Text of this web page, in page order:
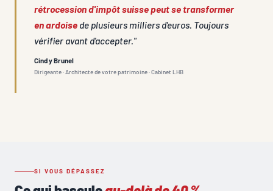
rétrocession d'impôt suisse peut se transformer
en ardoisede plusieurs milliers d'euros. Toujours
vérifier avant d'accepter."
Cindy Brunel
Dirigeante · Architecte de votre patrimoine · Cabinet LHB
SI VOUS DÉPASSEZ